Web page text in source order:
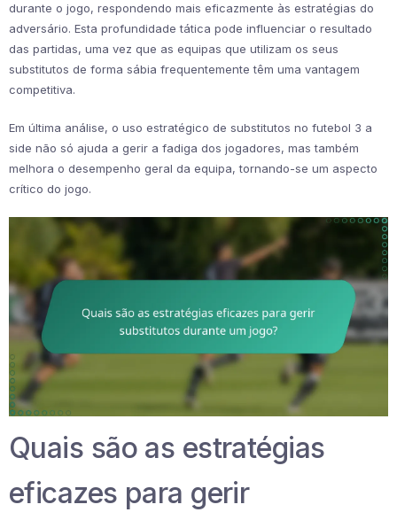
durante o jogo, respondendo mais eficazmente às estratégias do
adversário. Esta profundidade tática pode influenciar o resultado
das partidas, uma vez que as equipas que utilizam os seus
substitutos de forma sábia frequentemente têm uma vantagem
competitiva.
Em última análise, o uso estratégico de substitutos no futebol 3 a
side não só ajuda a gerir a fadiga dos jogadores, mas também
melhora o desempenho geral da equipa, tornando-se um aspecto
crítico do jogo.
Quais são as estratégias
eficazes para gerir